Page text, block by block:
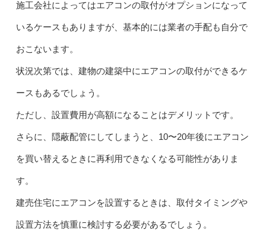
施工会社によってはエアコンの取付がオプションになって
いるケースもありますが、基本的には業者の手配も自分で
おこないます。
状況次第では、建物の建築中にエアコンの取付ができるケ
ースもあるでしょう。
ただし、設置費用が高額になることはデメリットです。
さらに、隠蔽配管にしてしまうと、10〜20年後にエアコン
を買い替えるときに再利用できなくなる可能性がありま
す。
建売住宅にエアコンを設置するときは、取付タイミングや
設置方法を慎重に検討する必要があるでしょう。